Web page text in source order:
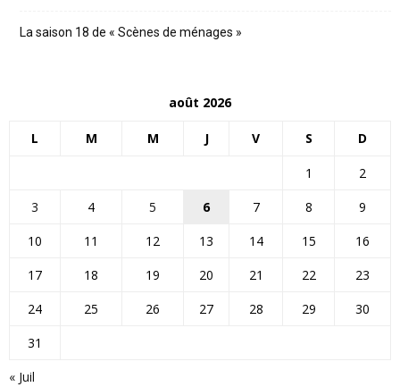
La saison 18 de « Scènes de ménages »
août 2026
L M M J V S D
« Juil
1
2
3
4 5 6 7 8
9
10
11 12 13 14 15
16
17
18 19 20 21 22
23
24
25 26 27 28 29
30
31